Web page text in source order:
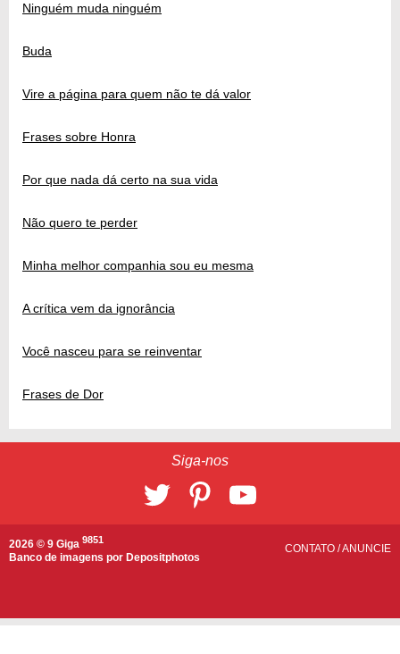
Ninguém muda ninguém
Buda
Vire a página para quem não te dá valor
Frases sobre Honra
Por que nada dá certo na sua vida
Não quero te perder
Minha melhor companhia sou eu mesma
A crítica vem da ignorância
Você nasceu para se reinventar
Frases de Dor
Siga-nos
2026 © 9 Giga 9851
Banco de imagens por Depositphotos
CONTATO /ANUNCIE